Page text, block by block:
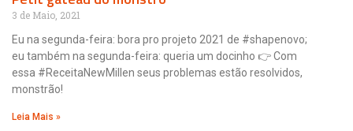
3 de Maio, 2021
Eu na segunda-feira: bora pro projeto 2021 de #shapenovo;
eu também na segunda-feira: queria um docinho 👉 Com
essa #ReceitaNewMillen seus problemas estão resolvidos,
monstrão!
Leia Mais »